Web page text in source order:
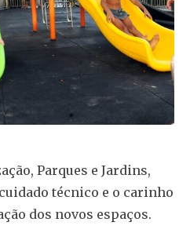
Parques e Jardins,
técnico e o carinho
dos novos espaços.